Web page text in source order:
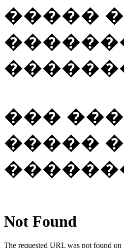
�����
���
�����